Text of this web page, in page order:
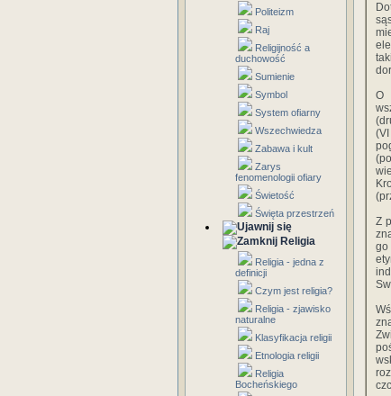
Politeizm
Raj
Religijność a
duchowość
Sumienie
Symbol
System ofiarny
Wszechwiedza
Zabawa i kult
Zarys
fenomenologii ofiary
Świetość
Święta przestrzeń
Religia
Religia - jedna z
definicji
Czym jest religia?
Religia - zjawisko
naturalne
Klasyfikacja religii
Etnologia religii
Religia
Bocheńskiego
O
Z